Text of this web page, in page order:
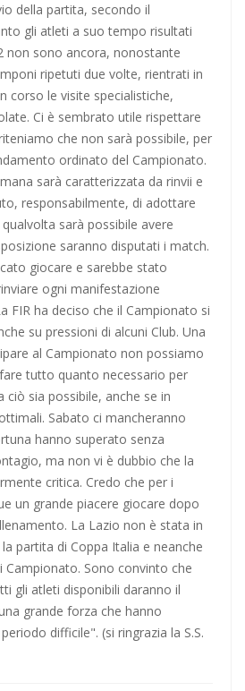
sul pezzo anche in questa estate
torrida
gradito ritorno: Serapiglia
della partita, secondo il
gli atleti a suo tempo risultati
non sono ancora, nonostante
ripetuti due volte, rientrati in
corso le visite specialistiche,
Ci è sembrato utile rispettare
che non sarà possibile, per
ordinato del Campionato.
sarà caratterizzata da rinvii e
responsabilmente, di adottare
sarà possibile avere
saranno disputati i match.
giocare e sarebbe stato
ogni manifestazione
FIR ha deciso che il Campionato si
su pressioni di alcuni Club. Una
al Campionato non possiamo
tutto quanto necessario per
ciò sia possibile, anche se in
Sabato ci mancheranno
hanno superato senza
ma non vi è dubbio che la
critica. Credo che per i
un grande piacere giocare dopo
La Lazio non è stata in
partita di Coppa Italia e neanche
Campionato. Sono convinto che
gli atleti disponibili daranno il
grande forza che hanno
difficile". (si ringrazia la S.S.